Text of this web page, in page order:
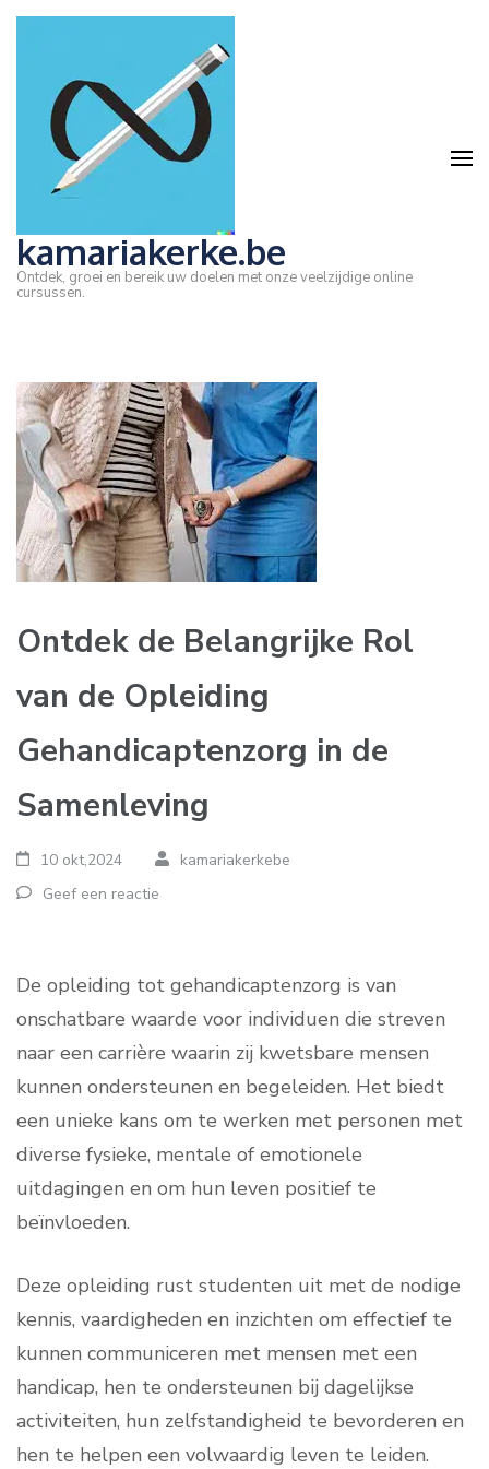
Ga
Enter)
kamariakerke.be
Ontdek, groei en bereik uw doelen met onze veelzijdige online
cursussen.
Ontdek de Belangrijke Rol
van de Opleiding
Gehandicaptenzorg in de
Samenleving
10 okt,2024
kamariakerkebe
Geef een reactie
De opleiding tot gehandicaptenzorg is van
onschatbare waarde voor individuen die streven
naar een carrière waarin zij kwetsbare mensen
kunnen ondersteunen en begeleiden. Het biedt
een unieke kans om te werken met personen met
diverse fysieke, mentale of emotionele
uitdagingen en om hun leven positief te
beïnvloeden.
Deze opleiding rust studenten uit met de nodige
kennis, vaardigheden en inzichten om effectief te
kunnen communiceren met mensen met een
handicap, hen te ondersteunen bij dagelijkse
activiteiten, hun zelfstandigheid te bevorderen en
hen te helpen een volwaardig leven te leiden.